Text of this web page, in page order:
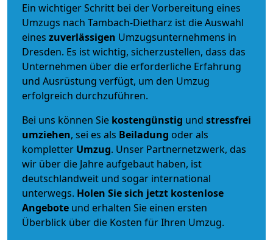
Ein wichtiger Schritt bei der Vorbereitung eines
Umzugs nach Tambach-Dietharz ist die Auswahl
eines zuverlässigen Umzugsunternehmens in
Dresden. Es ist wichtig, sicherzustellen, dass das
Unternehmen über die erforderliche Erfahrung
und Ausrüstung verfügt, um den Umzug
erfolgreich durchzuführen.
Bei uns können Sie kostengünstig und stressfrei
umziehen, sei es als Beiladung oder als
kompletter Umzug. Unser Partnernetzwerk, das
wir über die Jahre aufgebaut haben, ist
deutschlandweit und sogar international
unterwegs. Holen Sie sich jetzt kostenlose
Angebote und erhalten Sie einen ersten
Überblick über die Kosten für Ihren Umzug.